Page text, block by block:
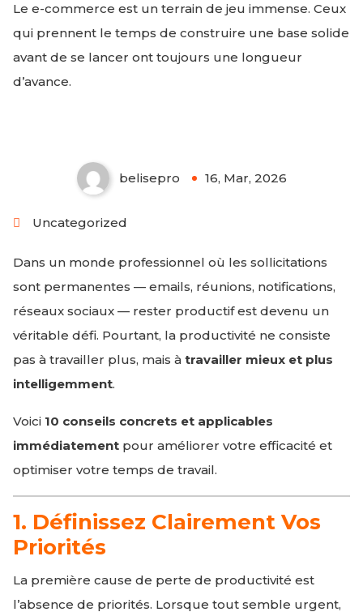
Le e-commerce est un terrain de jeu immense. Ceux
qui prennent le temps de construire une base solide
avant de se lancer ont toujours une longueur
d’avance.10 astuces et conseils pour être
belisepro 16, Mar, 2026
Uncategorized
Dans un monde professionnel où les sollicitations
sont permanentes — emails, réunions, notifications,
réseaux sociaux — rester productif est devenu un
véritable défi. Pourtant, la productivité ne consiste
pas à travailler plus, mais à travailler mieux et plus
intelligemment.
Voici 10 conseils concrets et applicables
immédiatement pour améliorer votre efficacité et
optimiser votre temps de travail.
1. Définissez Clairement Vos
Priorités
La première cause de perte de productivité est
l’absence de priorités. Lorsque tout semble urgent,